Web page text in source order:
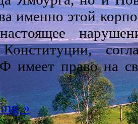
именно этой
имеет право на
»